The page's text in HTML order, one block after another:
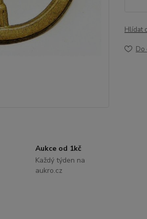
Hlídat
Do
Aukce od 1kč
Každý týden na
aukro.cz